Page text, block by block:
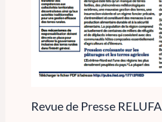
Revue de Presse RELUFA